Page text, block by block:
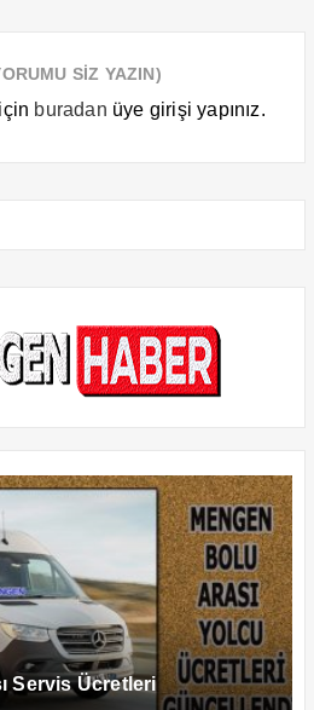
SİZ YAZIN)
buradan üye girişi yapınız.
Servis Ücretleri